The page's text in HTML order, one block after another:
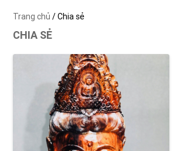
Trang chủ / Chia sẻ
CHIA SẺ